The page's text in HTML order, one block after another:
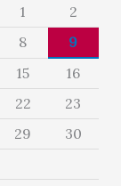
1
2
8
9
15
16
22
23
29
30